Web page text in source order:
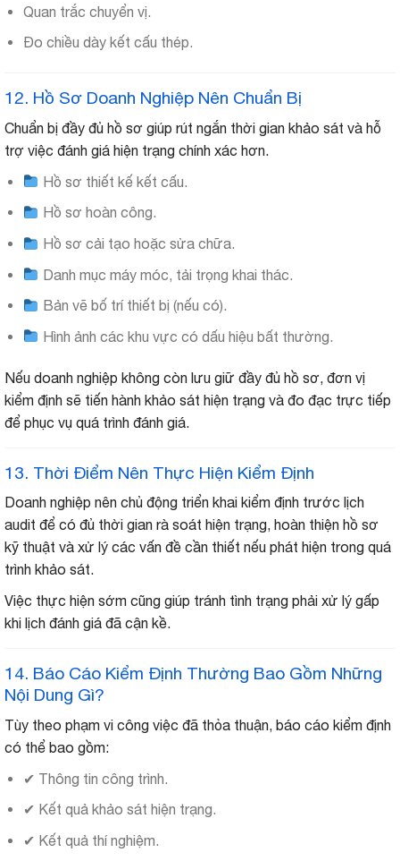
Quan trắc chuyển vị.
Đo chiều dày kết cấu thép.
12. Hồ Sơ Doanh Nghiệp Nên Chuẩn Bị
Chuẩn bị đầy đủ hồ sơ giúp rút ngắn thời gian khảo sát và hỗ
trợ việc đánh giá hiện trạng chính xác hơn.
Hồ sơ thiết kế kết cấu.
Hồ sơ hoàn công.
Hồ sơ cải tạo hoặc sửa chữa.
Danh mục máy móc, tải trọng khai thác.
Bản vẽ bố trí thiết bị (nếu có).
Hình ảnh các khu vực có dấu hiệu bất thường.
Nếu doanh nghiệp không còn lưu giữ đầy đủ hồ sơ, đơn vị
kiểm định sẽ tiến hành khảo sát hiện trạng và đo đạc trực tiếp
để phục vụ quá trình đánh giá.
13. Thời Điểm Nên Thực Hiện Kiểm Định
Doanh nghiệp nên chủ động triển khai kiểm định trước lịch
audit để có đủ thời gian rà soát hiện trạng, hoàn thiện hồ sơ
kỹ thuật và xử lý các vấn đề cần thiết nếu phát hiện trong quá
trình khảo sát.
Việc thực hiện sớm cũng giúp tránh tình trạng phải xử lý gấp
khi lịch đánh giá đã cận kề.
14. Báo Cáo Kiểm Định Thường Bao Gồm Những
Nội Dung Gì?
Tùy theo phạm vi công việc đã thỏa thuận, báo cáo kiểm định
có thể bao gồm:
✔ Thông tin công trình.
✔ Kết quả khảo sát hiện trạng.
✔ Kết quả thí nghiệm.